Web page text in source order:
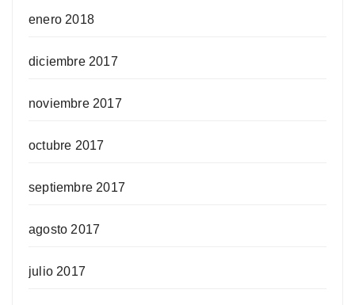
enero 2018
diciembre 2017
noviembre 2017
octubre 2017
septiembre 2017
agosto 2017
julio 2017